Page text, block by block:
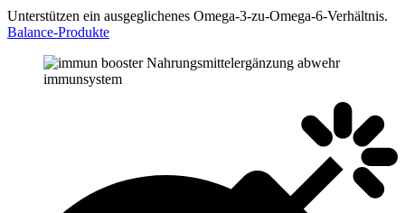
Unterstützen ein ausgeglichenes Omega-3-zu-Omega-6-Verhältnis.
Balance-Produkte